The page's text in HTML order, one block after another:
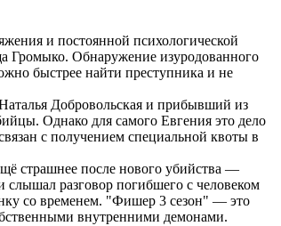
и постоянной психологической
Громыко. Обнаружение изуродованного
быстрее найти преступника и не
Добровольская и прибывший из
Однако для самого Евгения это дело
с получением специальной квоты в
страшнее после нового убийства —
слышал разговор погибшего с человеком
со временем. "Фишер 3 сезон" — это
внутренними демонами.